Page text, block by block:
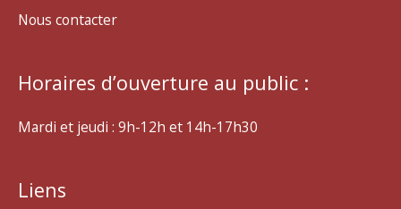
Nous contacter
Horaires d’ouverture au public :
Mardi et jeudi : 9h-12h et 14h-17h30
Liens